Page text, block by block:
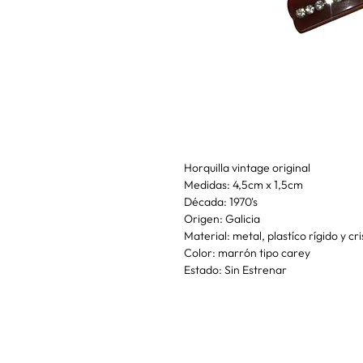
Horquilla vintage original
Medidas: 4,5cm x 1,5cm
Década: 1970's
Origen: Galicia
Material: metal, plastíco rígido y
Color: marrón tipo carey
Estado: Sin Estrenar